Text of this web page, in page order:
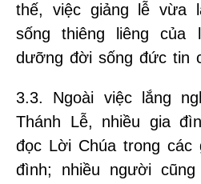
thế, việc giảng lễ vừa
sống thiêng liêng của
dưỡng đời sống đức tin
3.3. Ngoài việc lắng
Thánh Lễ, nhiều gia
đọc Lời Chúa trong các
đình; nhiều người